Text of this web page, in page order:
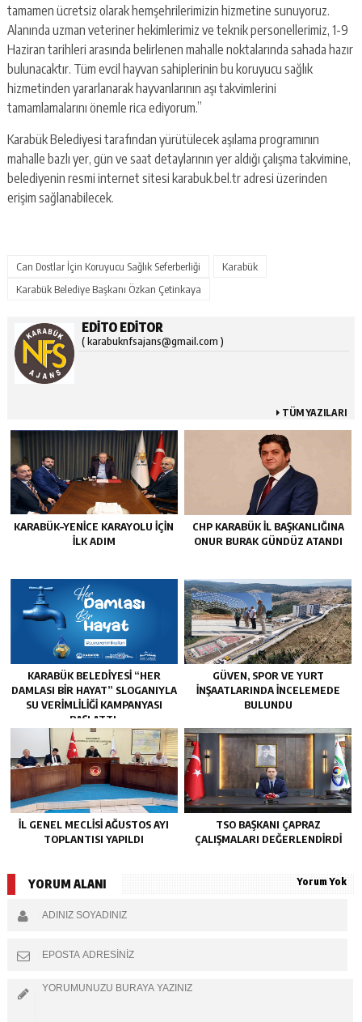
tamamen ücretsiz olarak hemşehrilerimizin hizmetine sunuyoruz.
Alanında uzman veteriner hekimlerimiz ve teknik personellerimiz, 1-9
Haziran tarihleri arasında belirlenen mahalle noktalarında sahada hazır
bulunacaktır. Tüm evcil hayvan sahiplerinin bu koruyucu sağlık
hizmetinden yararlanarak hayvanlarının aşı takvimlerini
tamamlamalarını önemle rica ediyorum.”
Karabük Belediyesi tarafından yürütülecek aşılama programının
mahalle bazlı yer, gün ve saat detaylarının yer aldığı çalışma takvimine,
belediyenin resmi internet sitesi karabuk.bel.tr adresi üzerinden
erişim sağlanabilecek.
Can Dostlar İçin Koruyucu Sağlık Seferberliği
Karabük
Karabük Belediye Başkanı Özkan Çetinkaya
EDITO EDITOR
( karabuknfsajans@gmail.com )
TÜM YAZILARI
KARABÜK–YENİCE KARAYOLU İÇİN
İLK ADIM
CHP KARABÜK İL BAŞKANLIĞINA
ONUR BURAK GÜNDÜZ ATANDI
KARABÜK BELEDİYESİ “HER
DAMLASI BİR HAYAT” SLOGANIYLA
SU VERİMLİLİĞİ KAMPANYASI
BAŞLATTI.
GÜVEN, SPOR VE YURT
İNŞAATLARINDA İNCELEMEDE
BULUNDU
İL GENEL MECLİSİ AĞUSTOS AYI
TOPLANTISI YAPILDI
TSO BAŞKANI ÇAPRAZ
ÇALIŞMALARI DEĞERLENDİRDİ
YORUM ALANI Yorum Yok